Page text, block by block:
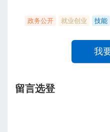
政务公开 就业创业 技能
我
留言选登